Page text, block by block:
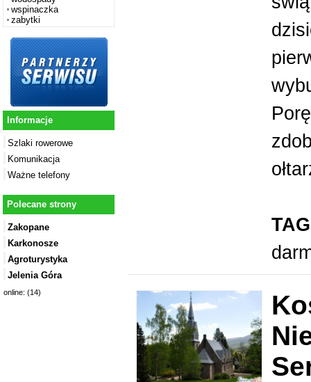
wspinaczka
zabytki
Informacje
Szlaki rowerowe
Komunikacja
Ważne telefony
Polecane strony
Zakopane
Karkonosze
Agroturystyka
Jelenia Góra
online: (14)